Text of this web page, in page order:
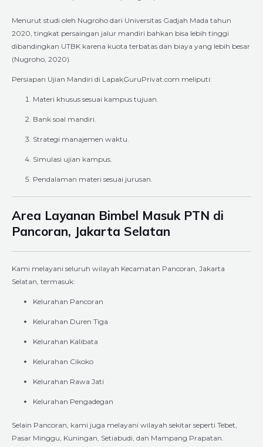
Menurut studi oleh Nugroho dari Universitas Gadjah Mada tahun
2020, tingkat persaingan jalur mandiri bahkan bisa lebih tinggi
dibandingkan UTBK karena kuota terbatas dan biaya yang lebih besar
(Nugroho, 2020).
Persiapan Ujian Mandiri di LapakGuruPrivat.com meliputi:
Materi khusus sesuai kampus tujuan.
Bank soal mandiri.
Strategi manajemen waktu.
Simulasi ujian kampus.
Pendalaman materi sesuai jurusan.
Area Layanan Bimbel Masuk PTN di
Pancoran, Jakarta Selatan
Kami melayani seluruh wilayah Kecamatan Pancoran, Jakarta
Selatan, termasuk:
Kelurahan Pancoran
Kelurahan Duren Tiga
Kelurahan Kalibata
Kelurahan Cikoko
Kelurahan Rawa Jati
Kelurahan Pengadegan
Selain Pancoran, kami juga melayani wilayah sekitar seperti Tebet,
Pasar Minggu, Kuningan, Setiabudi, dan Mampang Prapatan.